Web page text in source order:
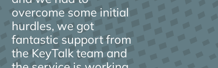
overcome some initial
hurdles, we got
fantastic support from
the KeyTalk team and